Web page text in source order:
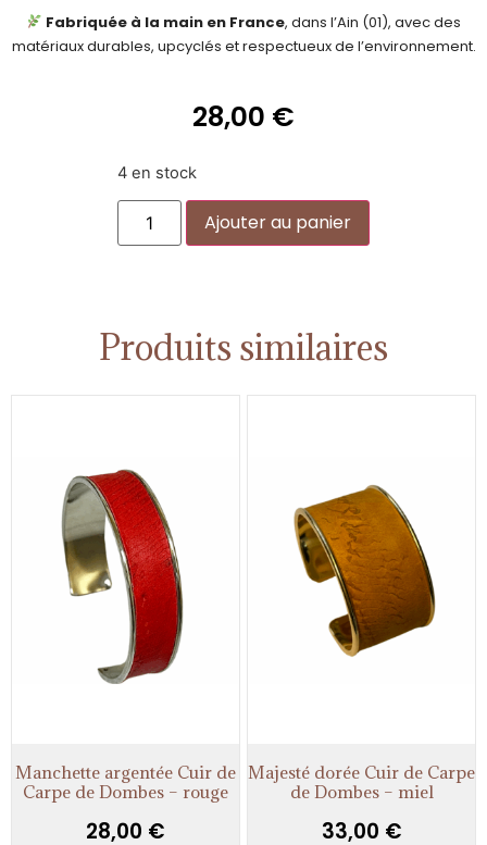
Fabriquée à la main en France, dans l’Ain (01), avec des
matériaux durables, upcyclés et respectueux de l’environnement.
28,00 €
4 en stock
Ajouter au panier
Produits similaires
Manchette argentée Cuir de
Carpe de Dombes – rouge
28,00 €
Majesté dorée Cuir de Carpe
de Dombes – miel
33,00 €